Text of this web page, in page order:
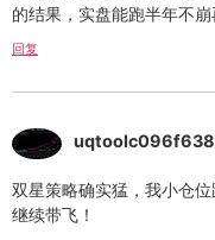
的结果，实盘能跑半年不崩
回复
双星策略确实猛，我小仓
继续带飞！